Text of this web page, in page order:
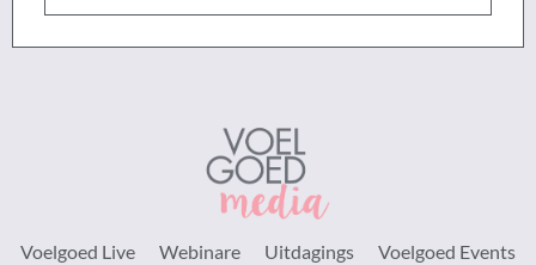
Voelgoed Live Webinare Uitdagings Voelgoed Events